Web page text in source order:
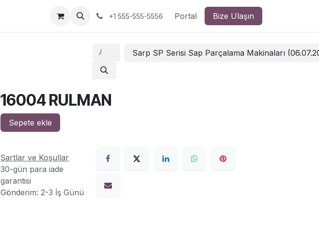
+1 555-555-5556 Portal Bize Ulaşın
Sarp SP Serisi Sap Parçalama Makinaları
16004 RULMAN
Sepete ekle
Şartlar ve Koşullar
30-gün para iade
garantisi
Gönderim: 2-3 İş Günü